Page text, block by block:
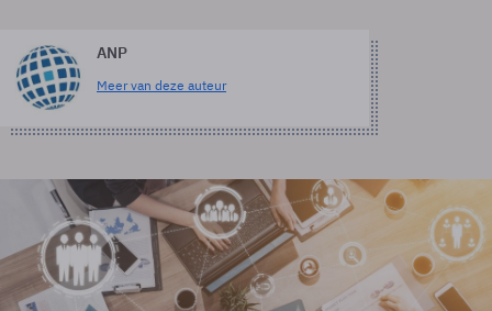
ANP
Meer van deze auteur